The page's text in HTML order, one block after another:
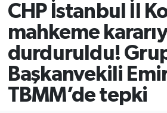
CHP İstanbul İl
mahkeme
durduruldu!
Başkanvekili
TBMM’de tepki